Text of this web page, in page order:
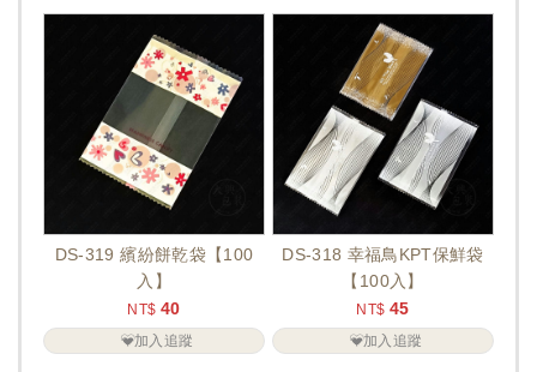
DS-319 繽紛餅乾袋【100
入】
NT$ 40
加入追蹤
DS-318 幸福鳥KPT保鮮袋
【100入】
NT$ 45
加入追蹤